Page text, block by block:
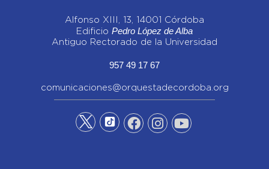
Alfonso XIII, 13, 14001 Córdoba
Edificio Pedro López de Alba
Antiguo Rectorado de la Universidad
957 49 17 67
comunicaciones@orquestadecordoba.org